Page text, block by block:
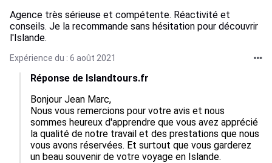
Agence très sérieuse et compétente. Réactivité et
conseils. Je la recommande sans hésitation pour découvrir
l'Islande.
Expérience du : 6 août 2021
Réponse de Islandtours.fr
Bonjour Jean Marc,
Nous vous remercions pour votre avis et nous
sommes heureux d'apprendre que vous avez apprécié
la qualité de notre travail et des prestations que nous
vous avons réservées. Et surtout que vous garderez
un beau souvenir de votre voyage en Islande.